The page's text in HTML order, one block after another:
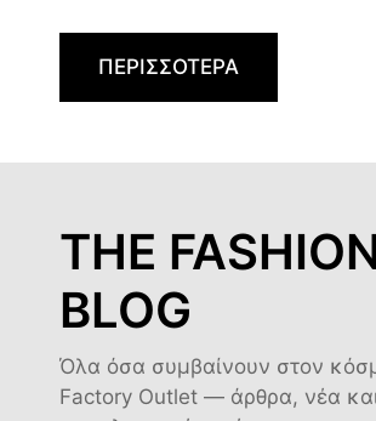
ΠΕΡΙΣΣΟΤΕΡΑ
THE
BLOG
Όλα όσα συμβαίνουν στον
Factory Outlet — άρθρα, νέα